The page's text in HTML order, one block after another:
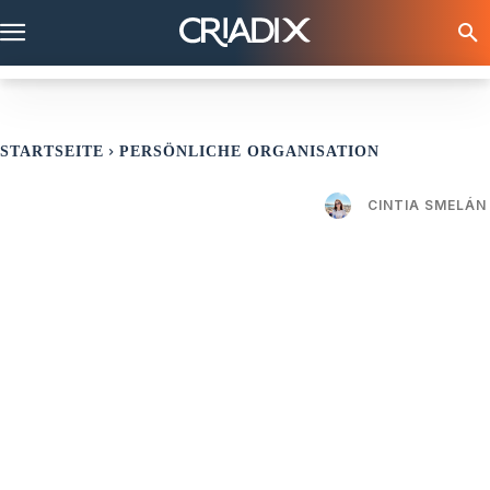
STARTSEITE PERSÖNLICHE ORGANISATION
CINTIA SMELÁN